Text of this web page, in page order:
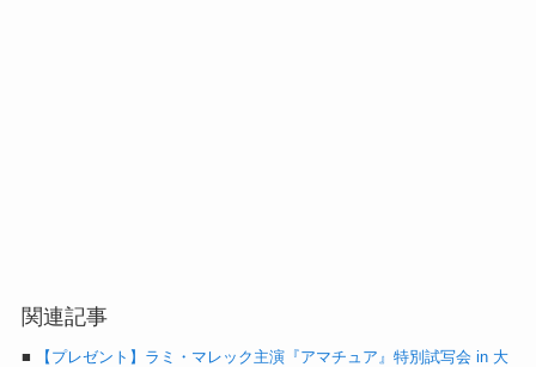
関連記事
■ 【プレゼント】ラミ・マレック主演『アマチュア』特別試写会 in 大